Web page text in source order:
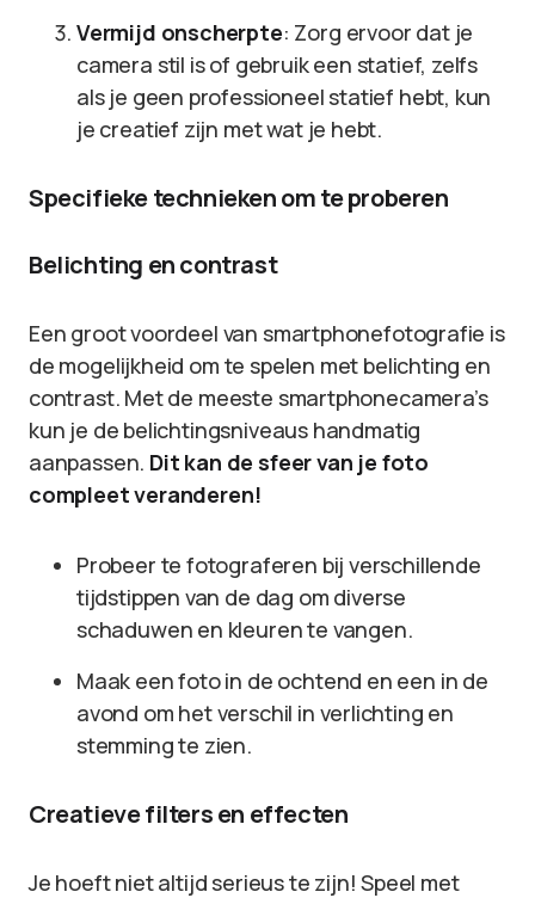
Vermijd onscherpte: Zorg ervoor dat je
camera stil is of gebruik een statief, zelfs
als je geen professioneel statief hebt, kun
je creatief zijn met wat je hebt.
Specifieke technieken om te proberen
Belichting en contrast
Een groot voordeel van smartphonefotografie is
de mogelijkheid om te spelen met belichting en
contrast. Met de meeste smartphonecamera’s
kun je de belichtingsniveaus handmatig
aanpassen. Dit kan de sfeer van je foto
compleet veranderen!
Probeer te fotograferen bij verschillende
tijdstippen van de dag om diverse
schaduwen en kleuren te vangen.
Maak een foto in de ochtend en een in de
avond om het verschil in verlichting en
stemming te zien.
Creatieve filters en effecten
Je hoeft niet altijd serieus te zijn! Speel met